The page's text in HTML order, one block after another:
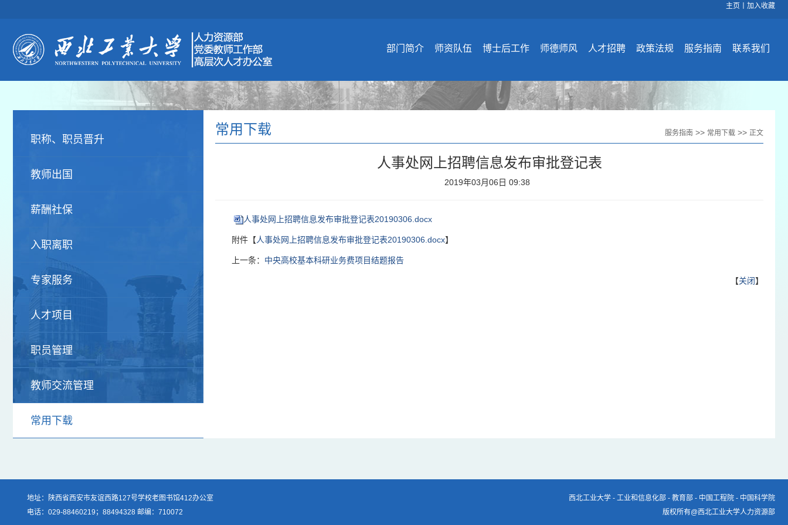
主页 加入收藏
部门简介 师资队伍 博士后工作 师德师风 人才招聘 政策法规 服务指南 联系我们
职称、职员晋升
教师出国
薪酬社保
入职离职
专家服务
人才项目
职员管理
教师交流管理
常用下载
常用下载 服务指南 >> 常用下载 >> 正文
人事处网上招聘信息发布审批登记表
2019年03月06日 09:38
人事处网上招聘信息发布审批登记表20190306.docx
附件【人事处网上招聘信息发布审批登记表20190306.docx】
上一条： 中央高校基本科研业务费项目结题报告
【关闭】
地址：陕西省西安市友谊西路127号学校老图书馆412办公室
电话：029-88460219；88494328 邮编：710072
西北工业大学 - 工业和信息化部 - 教育部 - 中国工程院 - 中国科学院
版权所有@西北工业大学人力资源部